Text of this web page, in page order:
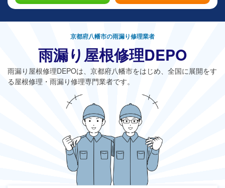
京都府八幡市の雨漏り修理業者
雨漏り屋根修理DEPO
雨漏り屋根修理DEPOは、京都府八幡市をはじめ、全国に展開をす
る屋根修理・雨漏り修理専門業者です。